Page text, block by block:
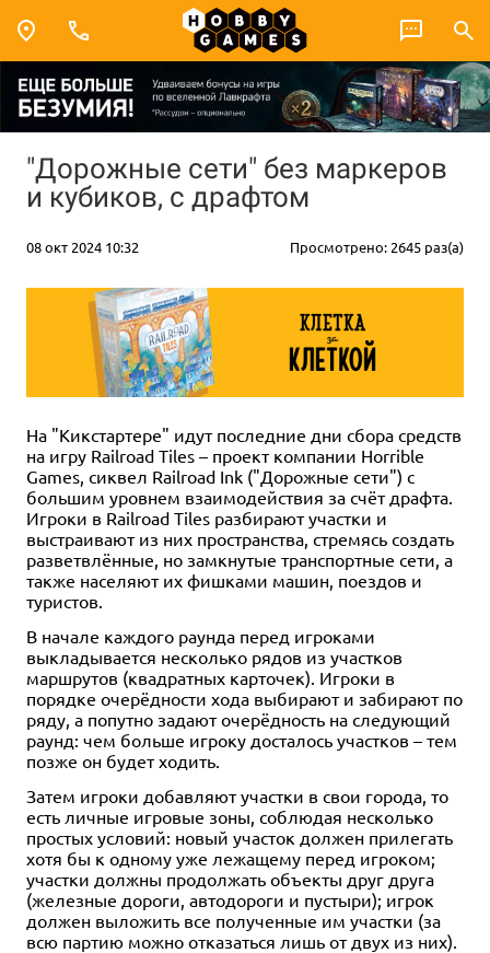
"Дорожные сети" без маркеров
и кубиков, с драфтом
08 окт 2024 10:32 Просмотрено: 2645 раз(а)
На "Кикстартере" идут последние дни сбора средств
на игру Railroad Tiles – проект компании Horrible
Games, сиквел Railroad Ink ("Дорожные сети") с
большим уровнем взаимодействия за счёт драфта.
Игроки в Railroad Tiles разбирают участки и
выстраивают из них пространства, стремясь создать
разветвлённые, но замкнутые транспортные сети, а
также населяют их фишками машин, поездов и
туристов.
В начале каждого раунда перед игроками
выкладывается несколько рядов из участков
маршрутов (квадратных карточек). Игроки в
порядке очерёдности хода выбирают и забирают по
ряду, а попутно задают очерёдность на следующий
раунд: чем больше игроку досталось участков – тем
позже он будет ходить.
Затем игроки добавляют участки в свои города, то
есть личные игровые зоны, соблюдая несколько
простых условий: новый участок должен прилегать
хотя бы к одному уже лежащему перед игроком;
участки должны продолжать объекты друг друга
(железные дороги, автодороги и пустыри); игрок
должен выложить все полученные им участки (за
всю партию можно отказаться лишь от двух из них).